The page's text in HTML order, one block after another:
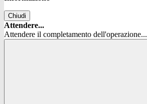
Chiudi
Attendere...
Attendere il completamento dell'operazione...